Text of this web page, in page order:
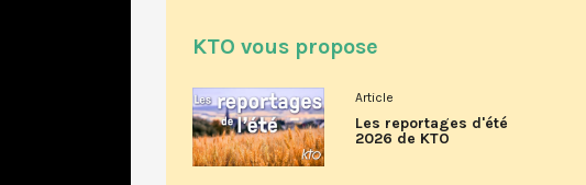
KTO vous propose
Article
Les reportages d'été
2026 de KTO